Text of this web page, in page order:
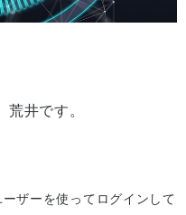
荒井です。
ザーを使ってログインして